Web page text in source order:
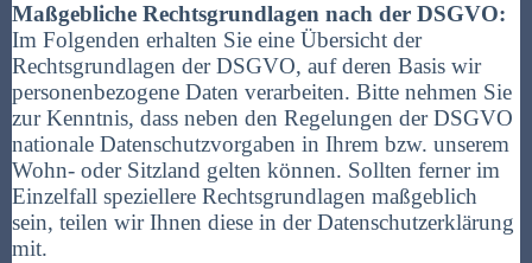
Maßgebliche Rechtsgrundlagen nach der DSGVO:
Im Folgenden erhalten Sie eine Übersicht der
Rechtsgrundlagen der DSGVO, auf deren Basis wir
personenbezogene Daten verarbeiten. Bitte nehmen Sie
zur Kenntnis, dass neben den Regelungen der DSGVO
nationale Datenschutzvorgaben in Ihrem bzw. unserem
Wohn- oder Sitzland gelten können. Sollten ferner im
Einzelfall speziellere Rechtsgrundlagen maßgeblich
sein, teilen wir Ihnen diese in der Datenschutzerklärung
mit.